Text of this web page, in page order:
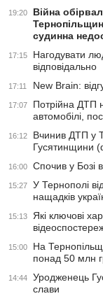
19:20
Війна
судинна
17:15
Нагодувати
відповідально
17:11 New Brain:
17:07
Потрійна ДТП
автомобілі,
16:12
Вчинив ДТП у
Гусятинщини
16:00 Спочив у Бозі
15:27
У Тернополі
нащадків
15:13
Які ключові
15:00
На
понад 50 млн
14:44
Уродженець
слави